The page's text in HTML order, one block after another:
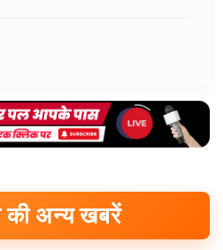
की अन्य खबरें